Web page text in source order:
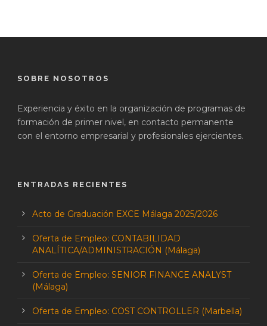
SOBRE NOSOTROS
Experiencia y éxito en la organización de programas de
formación de primer nivel, en contacto permanente
con el entorno empresarial y profesionales ejercientes.
ENTRADAS RECIENTES
Acto de Graduación EXCE Málaga 2025/2026
Oferta de Empleo: CONTABILIDAD
ANALÍTICA/ADMINISTRACIÓN (Málaga)
Oferta de Empleo: SENIOR FINANCE ANALYST
(Málaga)
Oferta de Empleo: COST CONTROLLER (Marbella)